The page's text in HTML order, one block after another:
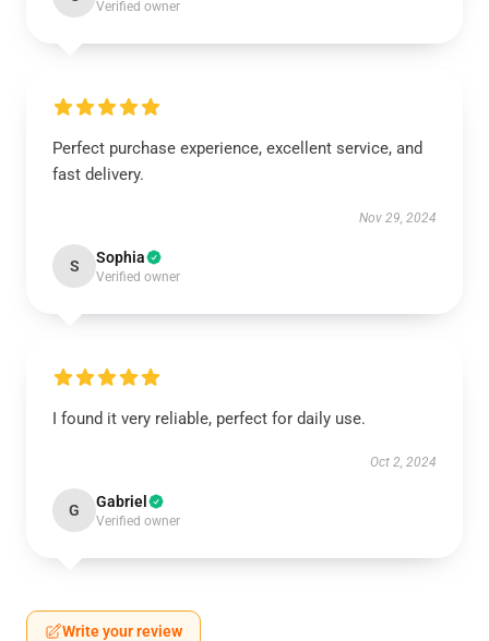
Verified owner
Perfect purchase experience, excellent service, and
fast delivery.
Nov 29, 2024
S Sophia
Verified owner
I found it very reliable, perfect for daily use.
Oct 2, 2024
G Gabriel
Verified owner
Write your review